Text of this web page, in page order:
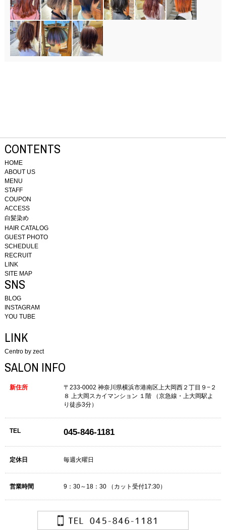
CONTENTS
HOME
ABOUT US
MENU
STAFF
COUPON
ACCESS
白髪染め
HAIR CATALOG
GUEST PHOTO
SCHEDULE
RECRUIT
LINK
SITE MAP
SNS
BLOG
INSTAGRAM
YOU TUBE
LINK
Centro by zect
SALON INFO
新住所 〒233-0002 神奈川県横浜市港南区上大岡西２丁目９−２
８ 上大岡スカイマンション １階（京急線・上大岡駅よ
り徒歩3分）
TEL 045-846-1181
定休日 毎週火曜日
営業時間 9：30～18：30（カット受付17:30）